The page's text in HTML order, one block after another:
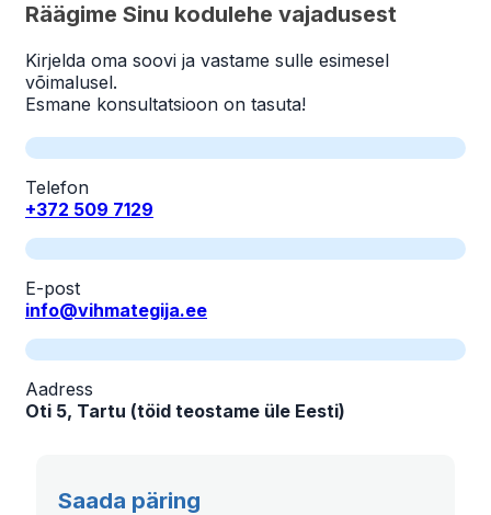
Räägime Sinu kodulehe vajadusest
Kirjelda oma soovi ja vastame sulle esimesel
võimalusel.
Esmane konsultatsioon on tasuta!
Telefon
+372 509 7129
E-post
info@vihmategija.ee
Aadress
Oti 5, Tartu (töid teostame üle Eesti)
Saada päring